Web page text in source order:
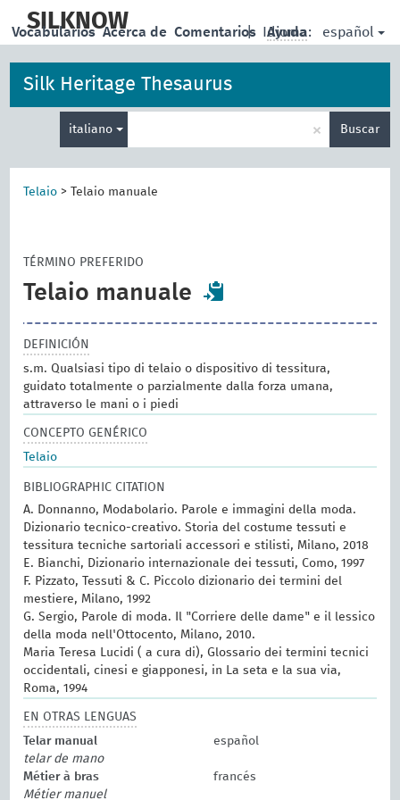
main
SILKNOW | Idioma: español
Vocabularios Acerca de Comentarios Ayuda
Silk Heritage Thesaurus
italiano × Buscar
Telaio > Telaio manuale
TÉRMINO PREFERIDO
Telaio manuale
DEFINICIÓN
s.m. Qualsiasi tipo di telaio o dispositivo di tessitura,
guidato totalmente o parzialmente dalla forza umana,
attraverso le mani o i piedi
CONCEPTO GENÉRICO
Telaio
BIBLIOGRAPHIC CITATION
A. Donnanno, Modabolario. Parole e immagini della moda.
Dizionario tecnico-creativo. Storia del costume tessuti e
tessitura tecniche sartoriali accessori e stilisti, Milano, 2018
E. Bianchi, Dizionario internazionale dei tessuti, Como, 1997
F. Pizzato, Tessuti & C. Piccolo dizionario dei termini del
mestiere, Milano, 1992
G. Sergio, Parole di moda. Il "Corriere delle dame" e il lessico
della moda nell'Ottocento, Milano, 2010.
Maria Teresa Lucidi ( a cura di), Glossario dei termini tecnici
occidentali, cinesi e giapponesi, in La seta e la sua via,
Roma, 1994
EN OTRAS LENGUAS
Telar manual
español
telar de mano
Métier à bras
francés
Métier manuel